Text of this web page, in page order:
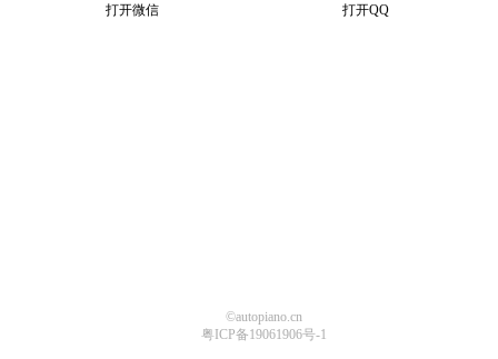
打开微信 打开QQ
©autopiano.cn
粤ICP备19061906号-1